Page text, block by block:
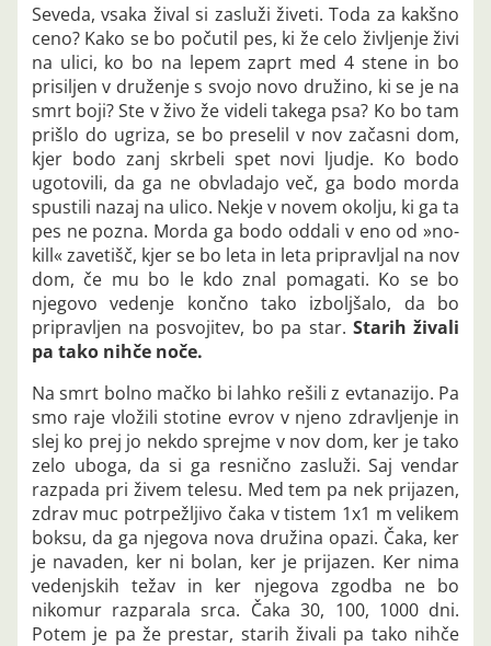
Seveda, vsaka žival si zasluži živeti. Toda za kakšno
ceno? Kako se bo počutil pes, ki že celo življenje živi
na ulici, ko bo na lepem zaprt med 4 stene in bo
prisiljen v druženje s svojo novo družino, ki se je na
smrt boji? Ste v živo že videli takega psa? Ko bo tam
prišlo do ugriza, se bo preselil v nov začasni dom,
kjer bodo zanj skrbeli spet novi ljudje. Ko bodo
ugotovili, da ga ne obvladajo več, ga bodo morda
spustili nazaj na ulico. Nekje v novem okolju, ki ga ta
pes ne pozna. Morda ga bodo oddali v eno od »no-
kill« zavetišč, kjer se bo leta in leta pripravljal na nov
dom, če mu bo le kdo znal pomagati. Ko se bo
njegovo vedenje končno tako izboljšalo, da bo
pripravljen na posvojitev, bo pa star. Starih živali
pa tako nihče noče.
Na smrt bolno mačko bi lahko rešili z evtanazijo. Pa
smo raje vložili stotine evrov v njeno zdravljenje in
slej ko prej jo nekdo sprejme v nov dom, ker je tako
zelo uboga, da si ga resnično zasluži. Saj vendar
razpada pri živem telesu. Med tem pa nek prijazen,
zdrav muc potrpežljivo čaka v tistem 1x1 m velikem
boksu, da ga njegova nova družina opazi. Čaka, ker
je navaden, ker ni bolan, ker je prijazen. Ker nima
vedenjskih težav in ker njegova zgodba ne bo
nikomur razparala srca. Čaka 30, 100, 1000 dni.
Potem je pa že prestar, starih živali pa tako nihče